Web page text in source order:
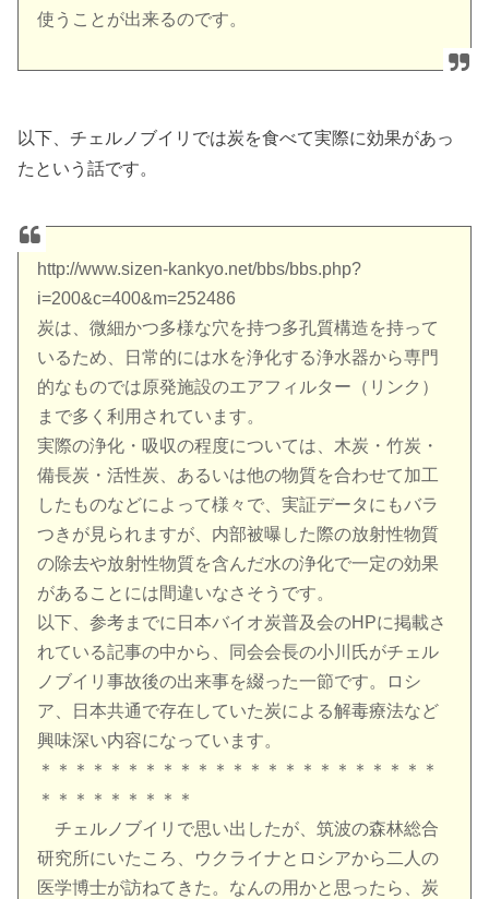
使うことが出来るのです。
以下、チェルノブイリでは炭を食べて実際に効果があっ
たという話です。
http://www.sizen-kankyo.net/bbs/bbs.php?
i=200&c=400&m=252486
炭は、微細かつ多様な穴を持つ多孔質構造を持って
いるため、日常的には水を浄化する浄水器から専門
的なものでは原発施設のエアフィルター（リンク）
まで多く利用されています。
実際の浄化・吸収の程度については、木炭・竹炭・
備長炭・活性炭、あるいは他の物質を合わせて加工
したものなどによって様々で、実証データにもバラ
つきが見られますが、内部被曝した際の放射性物質
の除去や放射性物質を含んだ水の浄化で一定の効果
があることには間違いなさそうです。
以下、参考までに日本バイオ炭普及会のHPに掲載さ
れている記事の中から、同会会長の小川氏がチェル
ノブイリ事故後の出来事を綴った一節です。ロシ
ア、日本共通で存在していた炭による解毒療法など
興味深い内容になっています。
＊＊＊＊＊＊＊＊＊＊＊＊＊＊＊＊＊＊＊＊＊＊＊
＊＊＊＊＊＊＊＊＊
チェルノブイリで思い出したが、筑波の森林総合
研究所にいたころ、ウクライナとロシアから二人の
医学博士が訪ねてきた。なんの用かと思ったら、炭